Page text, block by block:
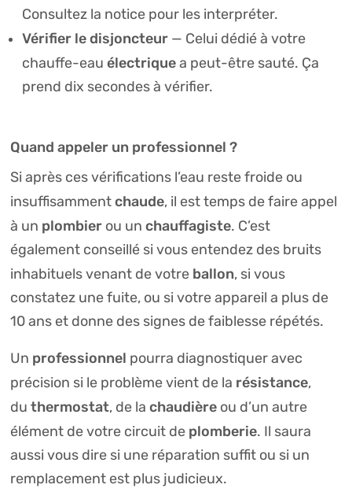
Consultez la notice pour les interpréter.
Vérifier le disjoncteur— Celui dédié à votre
chauffe-eau électriquea peut-être sauté. Ça
prend dix secondes à vérifier.
Quand appeler un professionnel ?
Si après ces vérifications l’eau reste froide ou
insuffisammentchaude, il est temps de faire appel
à un plombierou un chauffagiste. C’est
également conseillé si vous entendez des bruits
inhabituels venant de votre ballon, si vous
constatez une fuite, ou si votre appareil a plus de
10 ans et donne des signes de faiblesse répétés.
Un professionnel pourra diagnostiquer avec
précision si le problème vient de la résistance,
du thermostat, de la chaudièreou d’un autre
élément de votre circuit de plomberie. Il saura
aussi vous dire si une réparation suffit ou si un
remplacement est plus judicieux.